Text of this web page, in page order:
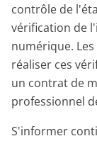
contrôle de
vérification de
numérique.
réaliser ces
un contrat de
professionnel
S'informer